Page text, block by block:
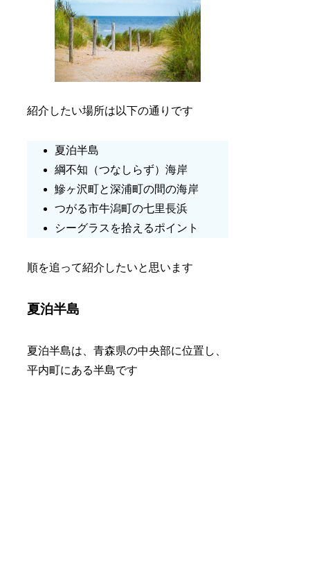
紹介したい場所は以下の通りです
夏泊半島
綱不知（つなしらず）海岸
鰺ヶ沢町と深浦町の間の海岸
つがる市牛潟町の七里長浜
シーグラスを拾えるポイント
順を追って紹介したいと思います
夏泊半島
夏泊半島は、青森県の中央部に位置し、
平内町にある半島です